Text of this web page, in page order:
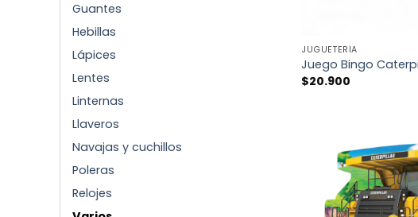
Guantes
Hebillas
Lápices
Lentes
Linternas
Llaveros
Navajas y cuchillos
Poleras
Relojes
JUGUETERÍA
Juego Bingo
$20.900